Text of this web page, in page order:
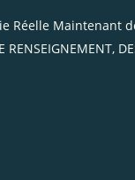
Réelle Maintenant